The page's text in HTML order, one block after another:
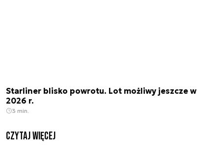
Starliner blisko powrotu. Lot możliwy jeszcze w
2026 r.
3 min.
czytaj więcej